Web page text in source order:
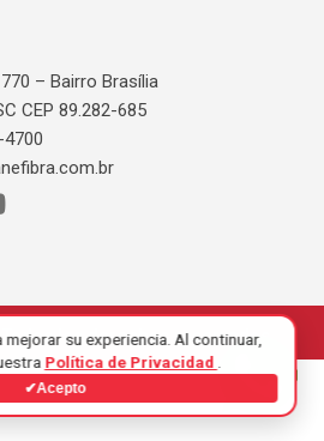
– Bairro Brasília
CEP 89.282-685
los derechos reservados.
su experiencia. Al continuar,
Política de Privacidad
✔Acepto